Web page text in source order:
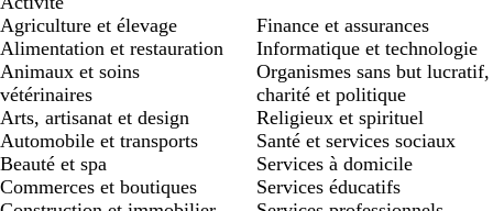
Agriculture et élevage
Alimentation et restauration
Animaux et soins
vétérinaires
Arts, artisanat et design
Automobile et transports
Beauté et spa
Commerces et boutiques
Finance et assurances
Informatique et technologie
Organismes sans but lucratif,
charité et politique
Religieux et spirituel
Santé et services sociaux
Services à domicile
Services éducatifs